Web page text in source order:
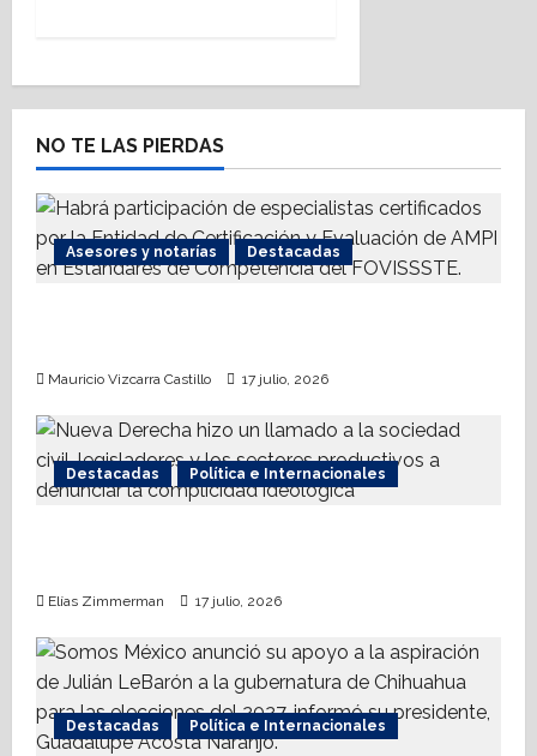
i
g
a
t
i
n
NO TE LAS PIERDAS
Asesores y notarías Destacadas
Mauricio Vizcarra Castillo 17 julio, 2026
Destacadas Política e Internacionales
Elías Zimmerman 17 julio, 2026
Destacadas Política e Internacionales